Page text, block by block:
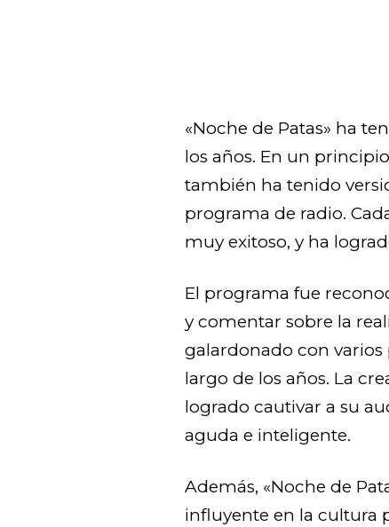
«Noche de Patas» ha
los años. En un
también ha tenido
programa de radio.
muy exitoso, y ha
El programa fue
y comentar sobre la
galardonado con
largo de los años. La
logrado cautivar a su
aguda e inteligente.
Además, «Noche de
influyente en la cultura